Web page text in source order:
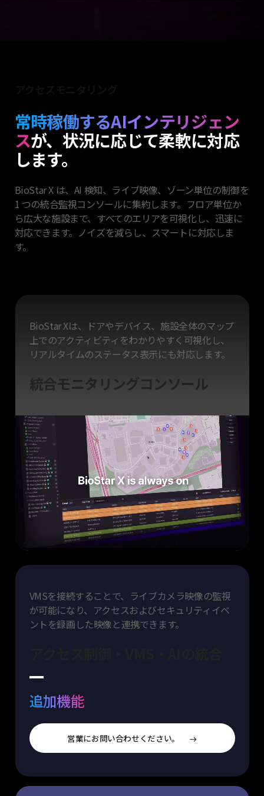
常時稼働するAIインテリジェン
スが、状況に応じて柔軟に対応
します。
BioStar X は、AI 検知、ライブ映像、ゾーン単位の制御を
1 つの統合監視コンソールに集約します。フロア単位か
ら広大な施設まで、すべてのエリアを可視化し、迅速に
対応できます。ノイズを減らし、スマートに対応しま
す。
BioStar Xは、ドアやデバイス、施設全体のマップ
上でのアクティビティをわかりやすく 可視化し、
リアルタイムのステータス表示にも対応します。
統合モニタリングコンソール
VMSを接続することで、ライブカメラ映像の監視
が可能になり、アクセスおよびセキュリティイベ
ントを録画した映像と連携できます。
追加機能
営業にお問い合わせください。 east